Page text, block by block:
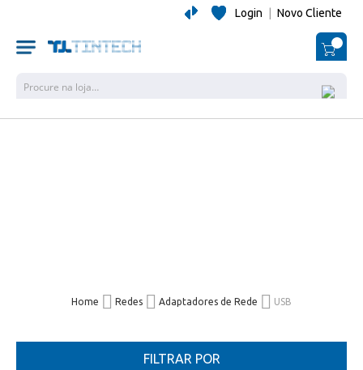
Login Novo Cliente
O
Home Redes Adaptadores de Rede USB
FILTRAR POR